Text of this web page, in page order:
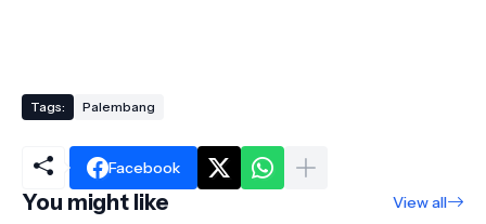
Tags: Palembang
Facebook
You might like View all